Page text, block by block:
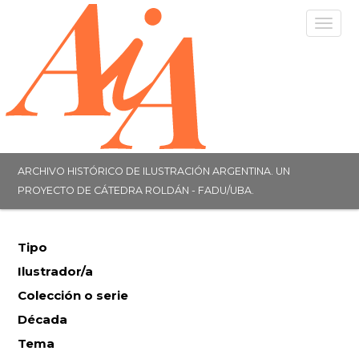
ARCHIVO HISTÓRICO DE ILUSTRACIÓN ARGENTINA. UN
PROYECTO DE CÁTEDRA ROLDÁN - FADU/UBA.
Tipo
Ilustrador/a
Colección o serie
Década
Tema